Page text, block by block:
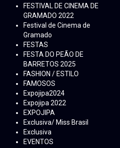
FESTIVAL DE CINEMA DE
GRAMADO 2022
Festival de Cinema de
Gramado
FESTAS
FESTA DO PEÃO DE
BARRETOS 2025
FASHION / ESTILO
FAMOSOS
Expojipa2024
Expojipa 2022
EXPOJIPA
Exclusiva/ Miss Brasil
Exclusiva
EVENTOS